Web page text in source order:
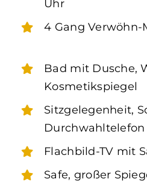
Uhr
4 Gang Verwöhn-
Bad mit Dusche,
Kosmetikspiegel
Sitzgelegenheit,
Durchwahltelefon
Flachbild-TV mit
Safe, großer